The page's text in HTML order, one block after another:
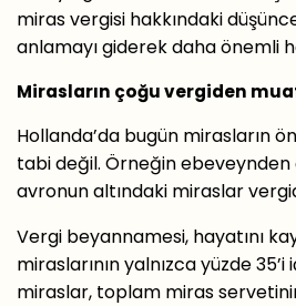
miras vergisi hakkındaki
anlamayı giderek daha önemli
Mirasların çoğu vergiden
Hollanda’da bugün mirasların
tabi değil. Örneğin
avronun altındaki miraslar
Vergi beyannamesi, hayatını
miraslarının yalnızca yüzde
miraslar, toplam miras